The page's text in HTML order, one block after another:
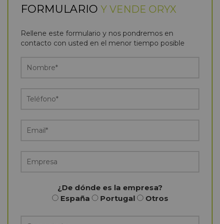
FORMULARIO Y VENDE ORYX
Rellene este formulario y nos pondremos en
contacto con usted en el menor tiempo posible
¿De dónde es la empresa?
España
Portugal Otros